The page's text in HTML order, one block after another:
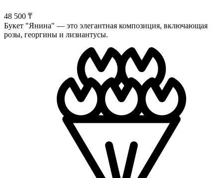
48 500 ₸
Букет "Янина" — это элегантная композиция, включающая
розы, георгины и лизиантусы.